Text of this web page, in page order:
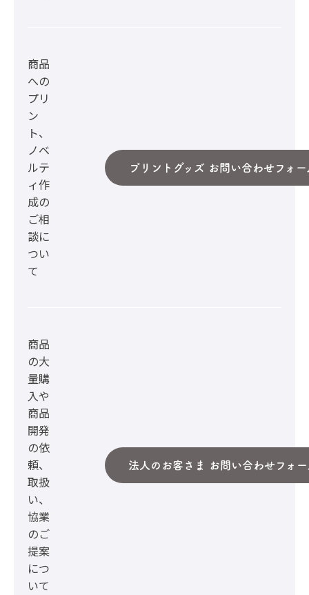
商品
への
プリ
ン
ト、
ノベ
ルテ
ィ作
成の
ご相
談に
つい
て
プリントグッズ お問い合わせフォー
商品
の大
量購
入や
商品
開発
の依
頼、
取扱
い、
協業
のご
提案
につ
いて
法人のお客さま お問い合わせフォー